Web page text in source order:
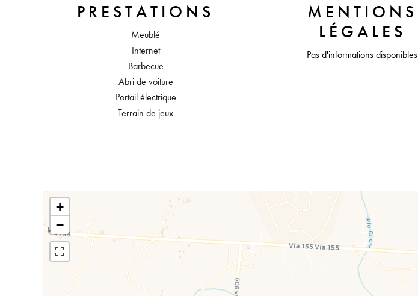
PRESTATIONS
Meublé
Internet
Barbecue
Abri de voiture
Portail électrique
Terrain de jeux
MENTIONS
LÉGALES
Pas d'informations disponibles
+
−